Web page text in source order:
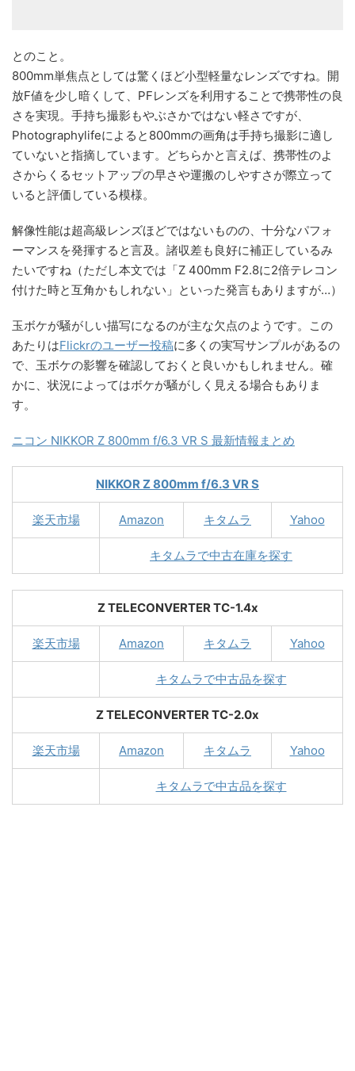
とのこと。
800mm単焦点としては驚くほど小型軽量なレンズですね。開
放F値を少し暗くして、PFレンズを利用することで携帯性の良
さを実現。手持ち撮影もやぶさかではない軽さですが、
Photographylifeによると800mmの画角は手持ち撮影に適し
ていないと指摘しています。どちらかと言えば、携帯性のよ
さからくるセットアップの早さや運搬のしやすさが際立って
いると評価している模様。
解像性能は超高級レンズほどではないものの、十分なパフォ
ーマンスを発揮すると言及。諸収差も良好に補正しているみ
たいですね（ただし本文では「Z 400mm F2.8に2倍テレコン
付けた時と互角かもしれない」といった発言もありますが…）
玉ボケが騒がしい描写になるのが主な欠点のようです。この
あたりはFlickrのユーザー投稿に多くの実写サンプルがあるの
で、玉ボケの影響を確認しておくと良いかもしれません。確
かに、状況によってはボケが騒がしく見える場合もありま
す。
ニコン NIKKOR Z 800mm f/6.3 VR S 最新情報まとめ
NIKKOR Z 800mm f/6.3 VR S
楽天市場 Amazon キタムラ Yahoo
キタムラで中古在庫を探す
Z TELECONVERTER TC-1.4x
楽天市場 Amazon キタムラ Yahoo
キタムラで中古品を探す
Z TELECONVERTER TC-2.0x
楽天市場 Amazon キタムラ Yahoo
キタムラで中古品を探す